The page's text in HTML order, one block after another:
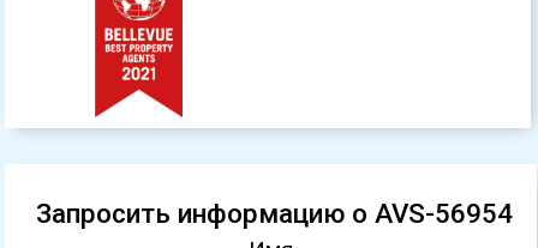
Запросить информацию о AVS-56954